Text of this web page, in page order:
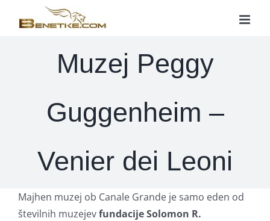
Muzej Peggy
Guggenheim –
Venier dei Leoni
Majhen muzej ob Canale Grande je samo eden od
številnih muzejevfundacije Solomon R.